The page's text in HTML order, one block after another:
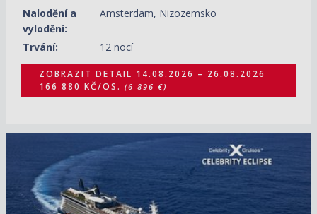
Nalodění a
vylodění:
Amsterdam, Nizozemsko
Trvání: 12 nocí
ZOBRAZIT DETAIL 14.08.2026 – 26.08.2026
166 880 KČ/OS. (6 896 €)
ZOBRAZIT DETAIL
26.08.2026 – 07.09.2026
37 730 KČ/OS.